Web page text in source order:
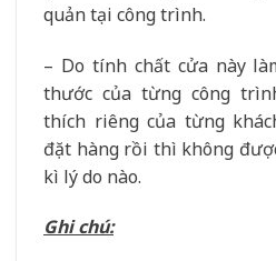
quản tại công trình.
– Do tính chất cửa này
thước của từng công
thích riêng của từng
đặt hàng rồi thì không
kì lý do nào.
Ghi chú: